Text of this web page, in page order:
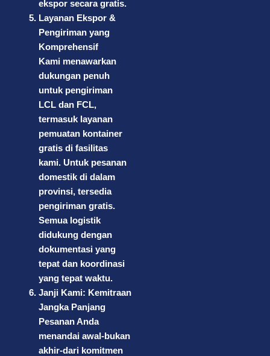
ekspor secara gratis.
Layanan Ekspor &
Pengiriman yang
Komprehensif
Kami menawarkan
dukungan penuh
untuk pengiriman
LCL dan FCL,
termasuk layanan
pemuatan kontainer
gratis di fasilitas
kami. Untuk pesanan
domestik di dalam
provinsi, tersedia
pengiriman gratis.
Semua logistik
didukung dengan
dokumentasi yang
tepat dan koordinasi
yang tepat waktu.
Janji Kami: Kemitraan
Jangka Panjang
Pesanan Anda
menandai awal-bukan
akhir-dari komitmen